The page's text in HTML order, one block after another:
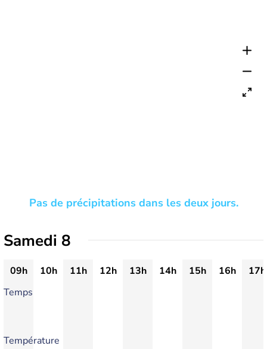
Pas de précipitations dans les deux jours.
Samedi 8
09h 10h 11h 12h 13h 14h 15h 16h
17h
Temps
Température